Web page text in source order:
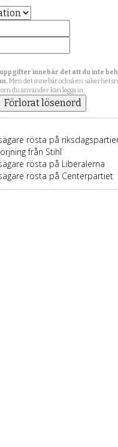
innebär det att du inte
Men det innebär också en
du använder kan logga in.